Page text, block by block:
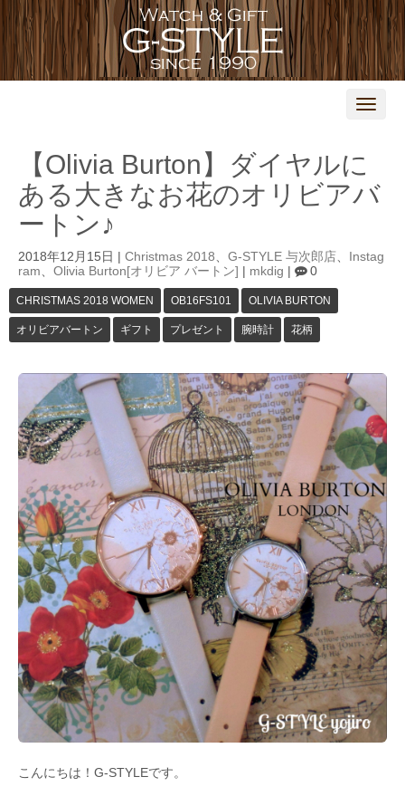
N
【Olivia Burton】ダイヤルに
ある大きなお花のオリビアバ
ートン♪
2018年12月15日 | Christmas 2018 G-STYLE 与次郎店
Instag
ram
Olivia Burton[オリビア バートン] | mkdig | 0
CHRISTMAS 2018 WOMEN OB16FS101 OLIVIA BURTON
オリビアバートン ギフト プレゼント 腕時計 花柄
こんにちは！G-STYLEです。